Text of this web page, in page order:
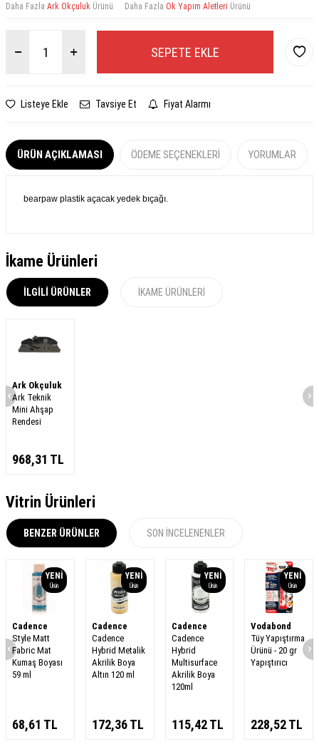
Daha Fazla Ark Okçuluk Ürünü Daha Fazla Ok Yapım Aletleri Ürünü
SEPETE EKLE
Listeye Ekle Tavsiye Et Fiyat Alarmı
ÜRÜN AÇIKLAMASI ÖDEME SEÇENEKLERI YORUMLAR
bearpaw plastik açacak yedek bıçağı.
İkame Ürünleri
İLGILI ÜRÜNLER İKAME ÜRÜNLERI
Ark Okçuluk
Ark Teknik
Mini Ahşap
Rendesi
968,31 TL
Vitrin Ürünleri
BENZER ÜRÜNLER SON İNCELENENLER
YENI
Ürün
Cadence
Style Matt
Fabric Mat
Kumaş Boyası
59 ml
68,61 TL
YENI
Ürün
Cadence
Cadence
Hybrid Metalik
Akrilik Boya
Altın 120 ml
172,36TL
YENI
Ürün
Cadence
Cadence
Hybrid
Multisurface
Akrilik Boya
120ml
115,42TL
YENI
Ürün
Vodabond
Tüy Yapıştırma
Ürünü - 20 gr
Yapıştırıcı
228,52TL